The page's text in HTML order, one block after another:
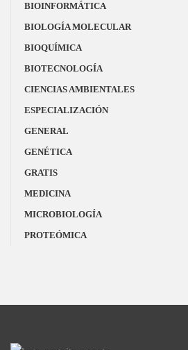
BIOINFORMÁTICA
BIOLOGÍA MOLECULAR
BIOQUÍMICA
BIOTECNOLOGÍA
CIENCIAS AMBIENTALES
ESPECIALIZACIÓN
GENERAL
GENÉTICA
GRATIS
MEDICINA
MICROBIOLOGÍA
PROTEÓMICA